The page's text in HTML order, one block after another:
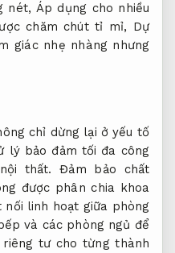
nét, Áp dụng cho nhiều
chăm chút tỉ mỉ, Dự
giác nhẹ nhàng nhưng
chỉ dừng lại ở yếu tố
lý bảo đảm tối đa công
thất.
Đảm bảo chất
được phân chia khoa
nối linh hoạt giữa phòng
và các phòng ngủ để
tư cho từng thành